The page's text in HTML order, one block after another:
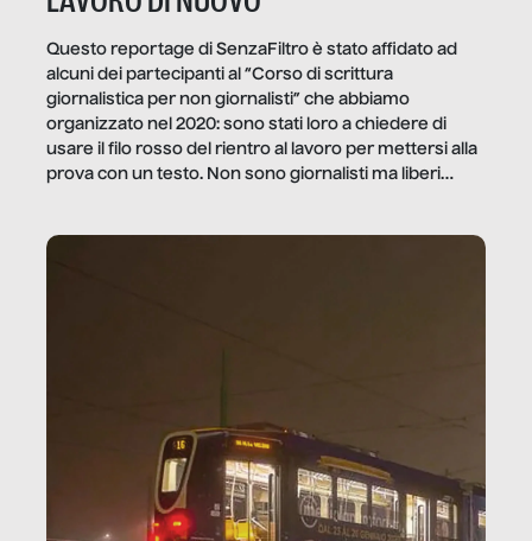
Questo reportage di SenzaFiltro è stato affidato ad
alcuni dei partecipanti al “Corso di scrittura
giornalistica per non giornalisti” che abbiamo
organizzato nel 2020: sono stati loro a chiedere di
usare il filo rosso del rientro al lavoro per mettersi alla
prova con un testo. Non sono giornalisti ma liberi